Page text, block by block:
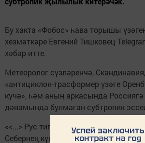
Бу хакта «Фобос» һава торышы
хезмәткәре Евгений Тишковец
хәбәр итте.
Метеоролог сүзләренчә,
«антициклон-трасформер үзәге
күчә», һәм аның аркасында
дәвамында булмаган субтропик
«<...> Рус тигезлегенең, Уралның һәм
Себернең күпчелек киңлекләрендә